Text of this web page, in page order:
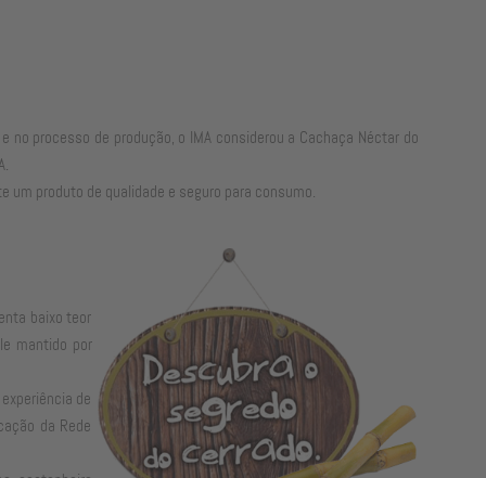
processo de produção, o IMA considerou a Cachaça Néctar do
um produto de qualidade e seguro para consumo.
baixo teor
mantido por
de
da Rede